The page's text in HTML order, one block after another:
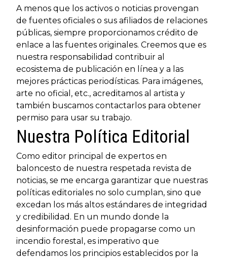
A menos que los activos o noticias provengan
de fuentes oficiales o sus afiliados de relaciones
públicas, siempre proporcionamos crédito de
enlace a las fuentes originales. Creemos que es
nuestra responsabilidad contribuir al
ecosistema de publicación en línea y a las
mejores prácticas periodísticas. Para imágenes,
arte no oficial, etc., acreditamos al artista y
también buscamos contactarlos para obtener
permiso para usar su trabajo.
Nuestra Política Editorial
Como editor principal de expertos en
baloncesto de nuestra respetada revista de
noticias, se me encarga garantizar que nuestras
políticas editoriales no solo cumplan, sino que
excedan los más altos estándares de integridad
y credibilidad. En un mundo donde la
desinformación puede propagarse como un
incendio forestal, es imperativo que
defendamos los principios establecidos por la